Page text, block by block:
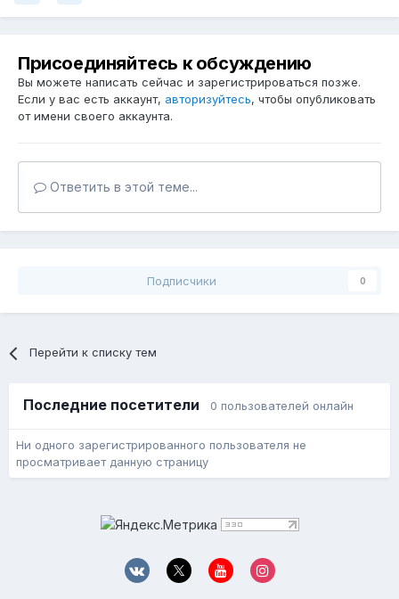
Присоединяйтесь к обсуждению
Вы можете написать сейчас и зарегистрироваться позже.
Если у вас есть аккаунт, авторизуйтесь, чтобы опубликовать
от имени своего аккаунта.
Ответить в этой теме...
Подписчики 0
Перейти к списку тем
Последние посетители 0 пользователей онлайн
Ни одного зарегистрированного пользователя не
просматривает данную страницу